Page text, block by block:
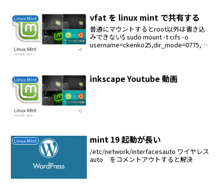
ングの設定を行う接続確認/usr/l...
Linux Mint vfat を linux mint で共有する
普通にマウントするとroot以外は書き込
みできない$ sudo mount -t cifs -o
username=ckenko25,dir_mode=0775,fil
Linux Mint inkscape Youtube 動画
Linux Mint mint 19 起動が長い
/etc/network/interfacesauto ワイヤレス
auto をコメントアウトすると解決